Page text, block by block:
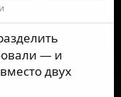
— и
двух